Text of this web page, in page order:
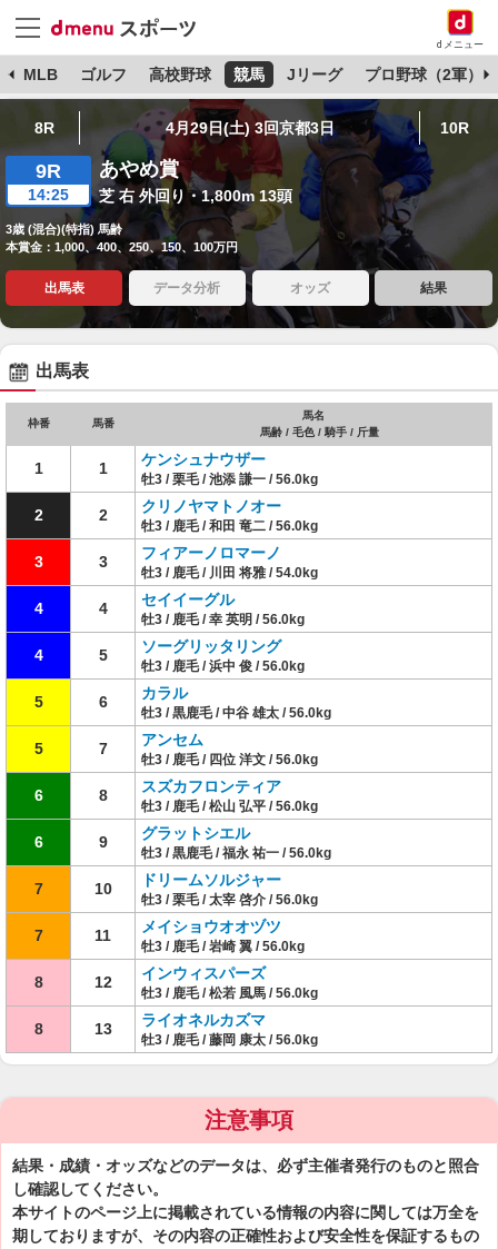
dメニュー
MLB ゴルフ 高校野球 競馬 Jリーグ プロ野球（2軍）
8R 4月29日(土) 3回京都3日 10R
9R
14:25
あやめ賞
芝 右 外回り・1,800m 13頭
3歳 (混合)(特指) 馬齢
本賞金：1,000、400、250、150、100万円
出馬表 データ分析 オッズ 結果
出馬表
枠番 馬番
馬名
馬齢 / 毛色 / 騎手 / 斤量
1 1 ケンシュナウザー
牡3 / 栗毛 / 池添 謙一 / 56.0kg
2 2 クリノヤマトノオー
牡3 / 鹿毛 / 和田 竜二 / 56.0kg
3 3 フィアーノロマーノ
牡3 / 鹿毛 / 川田 将雅 / 54.0kg
4 4 セイイーグル
牡3 / 鹿毛 / 幸 英明 / 56.0kg
4 5 ソーグリッタリング
牡3 / 鹿毛 / 浜中 俊 / 56.0kg
5 6 カラル
牡3 / 黒鹿毛 / 中谷 雄太 / 56.0kg
5 7 アンセム
牡3 / 鹿毛 / 四位 洋文 / 56.0kg
6 8 スズカフロンティア
牡3 / 鹿毛 / 松山 弘平 / 56.0kg
6 9 グラットシエル
牡3 / 黒鹿毛 / 福永 祐一 / 56.0kg
7 10 ドリームソルジャー
牡3 / 栗毛 / 太宰 啓介 / 56.0kg
7 11 メイショウオオヅツ
牡3 / 鹿毛 / 岩崎 翼 / 56.0kg
8 12 インウィスパーズ
牡3 / 鹿毛 / 松若 風馬 / 56.0kg
8 13 ライオネルカズマ
牡3 / 鹿毛 / 藤岡 康太 / 56.0kg
注意事項
結果・成績・オッズなどのデータは、必ず主催者発行のものと照合
し確認してください。
本サイトのページ上に掲載されている情報の内容に関しては万全を
期しておりますが、その内容の正確性および安全性を保証するもの